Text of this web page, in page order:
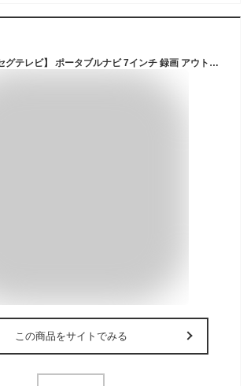
【最新版】【ワンセグテレビ】 ポータブルナビ 7インチ 録画 アウトドア 旅行 カー用品 商用 営業用 移動 付け替え 複数 私用 ナビ カーナビゲーション 後付け カーナビ
この商品をサイトでみる